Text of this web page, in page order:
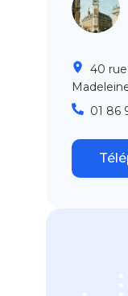
40 rue
01 86